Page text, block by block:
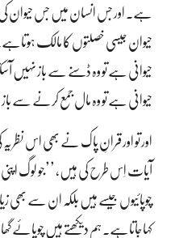
ہے۔ اور جس انسان میں جس حیوان
حیوان جیسی خصلتوں کا مالک
حیوانی ہے تو وہ ڈسنے سے باز نہیں
حیوانی ہے تو وہ مال جمع کرنے سے باز
اور تو اور قرانِ پاک نے بھی اس
آیات اِس طرح کی ہیں، ’’جو لوگ
چوپائیوں جیسے ہیں بلکہ ان سے بھی
کہاجاتاہے۔ ہم دیکھتے ہیں چوپائے